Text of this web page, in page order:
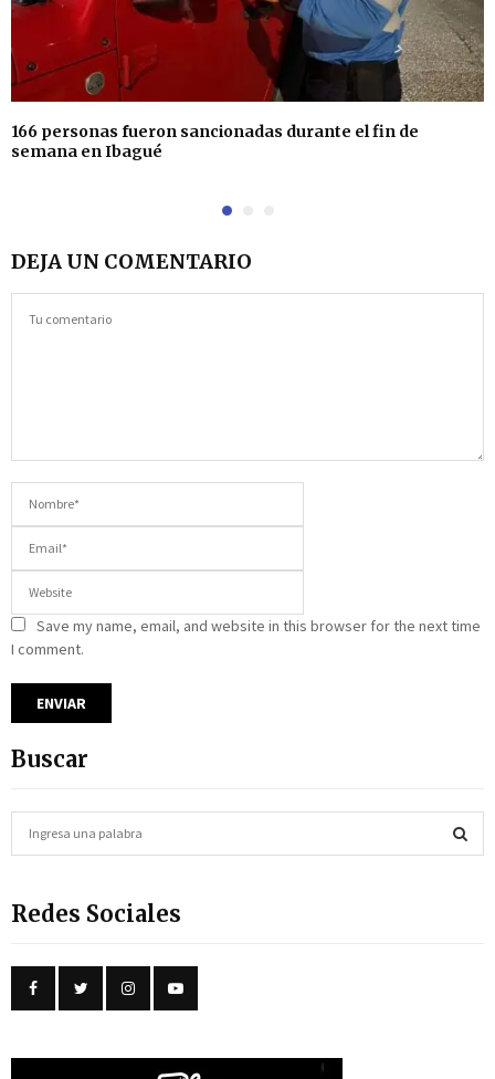
166 personas fueron sancionadas durante el fin de
semana en Ibagué
DEJA UN COMENTARIO
Save my name, email, and website in this browser for the next time
I comment.
Buscar
c
f
r
Redes Sociales